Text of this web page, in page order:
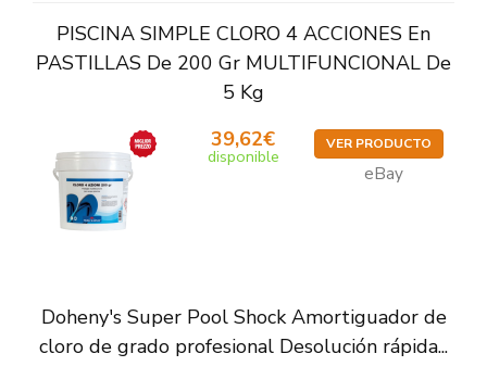
PISCINA SIMPLE CLORO 4 ACCIONES En
PASTILLAS De 200 Gr MULTIFUNCIONAL De
5 Kg
39,62€
disponible
VER PRODUCTO
eBay
Doheny's Super Pool Shock Amortiguador de
cloro de grado profesional Desolución rápida...